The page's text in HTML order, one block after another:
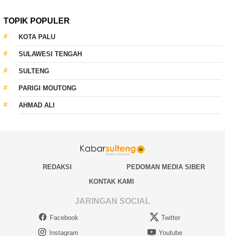
TOPIK POPULER
KOTA PALU
SULAWESI TENGAH
SULTENG
PARIGI MOUTONG
AHMAD ALI
REDAKSI
PEDOMAN MEDIA SIBER
KONTAK KAMI
JARINGAN SOCIAL
Facebook
Twitter
Instagram
Youtube